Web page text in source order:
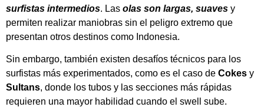
surfistas intermedios. Las olas son largas, suaves y
permiten realizar maniobras sin el peligro extremo que
presentan otros destinos como Indonesia.
Sin embargo, también existen desafíos técnicos para los
surfistas más experimentados, como es el caso de Cokes y
Sultans, donde los tubos y las secciones más rápidas
requieren una mayor habilidad cuando el swell sube.